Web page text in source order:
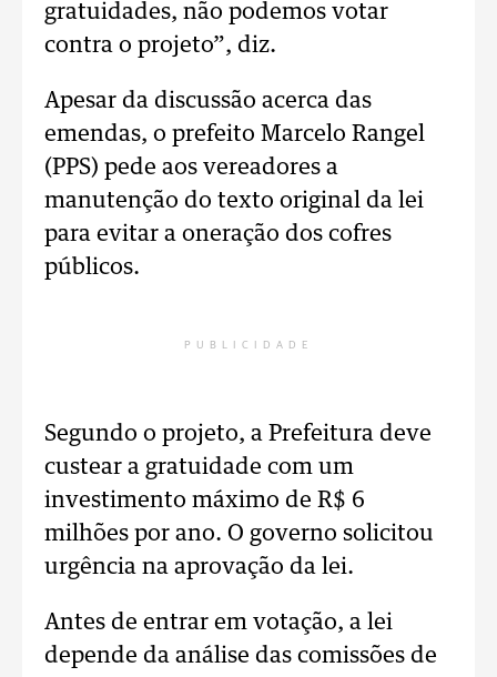
gratuidades, não podemos votar
contra o projeto”, diz.
Apesar da discussão acerca das
emendas, o prefeito Marcelo Rangel
(PPS) pede aos vereadores a
manutenção do texto original da lei
para evitar a oneração dos cofres
públicos.
PUBLICIDADE
Segundo o projeto, a Prefeitura deve
custear a gratuidade com um
investimento máximo de R$ 6
milhões por ano. O governo solicitou
urgência na aprovação da lei.
Antes de entrar em votação, a lei
depende da análise das comissões de